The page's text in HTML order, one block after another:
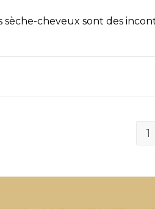
sèche-cheveux sont des
1